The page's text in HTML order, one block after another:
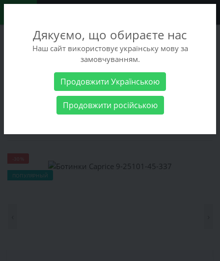
+38 (068) 486-90-09
+38 (093) 486-90-09
Женские товары Женская обувь
Ботинки Caprice 9-25101-
ПОПУЛЯРНЫЙ
Дякуємо, що обираєте нас
Наш сайт використовує українську мову за
замовчуванням.
Продовжити Українською
Продовжити російською